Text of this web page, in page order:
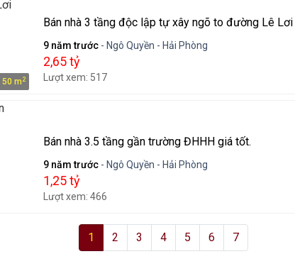
50 m 2
Bán nhà 3 tầng độc lập tự xây ngõ to đường Lê Lơi
9 năm trước - Ngô Quyền - Hải Phòng
2,65 tỷ
Lượt xem: 517
Bán nhà 3.5 tầng gần trường ĐHHH giá tốt.
9 năm trước - Ngô Quyền - Hải Phòng
1,25 tỷ
Lượt xem: 466
1 2 3 4 5 6 7